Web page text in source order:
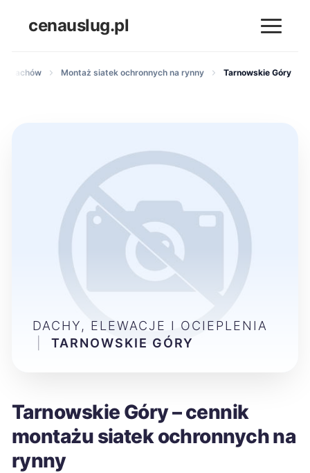
cenauslug.pl
dachów Montaż siatek ochronnych na rynny Tarnowskie Góry
Tarnowskie Góry – cennik
montażu siatek ochronnych na
rynny
DACHY, ELEWACJE I OCIEPLENIA
TARNOWSKIE GÓRY